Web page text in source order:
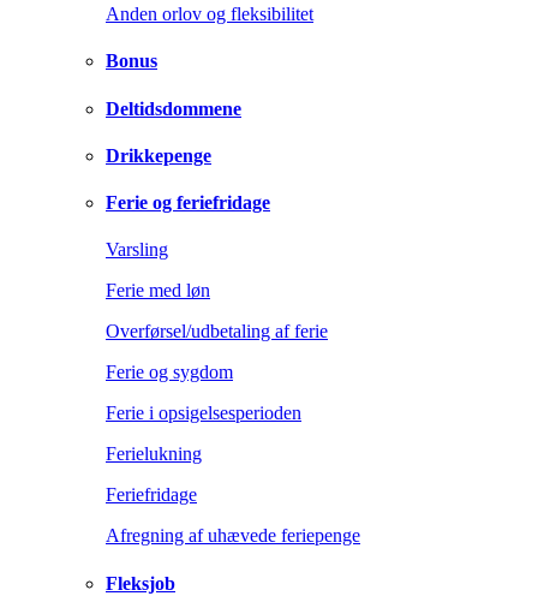
Anden orlov og fleksibilitet
Bonus
Deltidsdommene
Drikkepenge
Ferie og feriefridage
Varsling
Ferie med løn
Overførsel/udbetaling af ferie
Ferie og sygdom
Ferie i opsigelsesperioden
Ferielukning
Feriefridage
Afregning af uhævede feriepenge
Fleksjob